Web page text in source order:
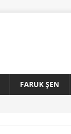
FARUK ŞEN